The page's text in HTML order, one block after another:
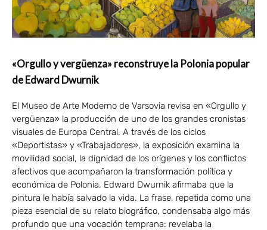
«Orgullo y vergüenza» reconstruye la Polonia popular
de Edward Dwurnik
El Museo de Arte Moderno de Varsovia revisa en «Orgullo y
vergüenza» la producción de uno de los grandes cronistas
visuales de Europa Central. A través de los ciclos
«Deportistas» y «Trabajadores», la exposición examina la
movilidad social, la dignidad de los orígenes y los conflictos
afectivos que acompañaron la transformación política y
económica de Polonia. Edward Dwurnik afirmaba que la
pintura le había salvado la vida. La frase, repetida como una
pieza esencial de su relato biográfico, condensaba algo más
profundo que una vocación temprana: revelaba la